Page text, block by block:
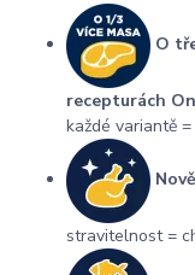
O
recepturách
každé variantě
stravitelnost =